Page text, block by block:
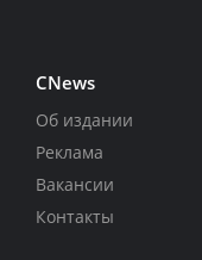
CNews
Об издании
Реклама
Вакансии
Контакты